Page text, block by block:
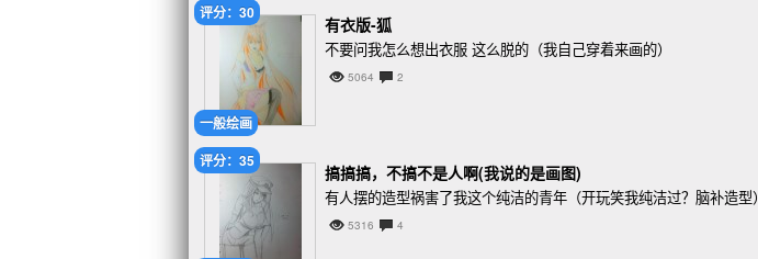
一般绘画
评分：30
有衣版-狐
不要问我怎么想出衣服 这么脱的（我自己穿着来画的）
5064 2
评分：35
搞搞搞，不搞不是人啊(我说的是画图)
有人摆的造型祸害了我这个纯洁的青年（开玩笑我纯洁过？脑补造型）
5316 4